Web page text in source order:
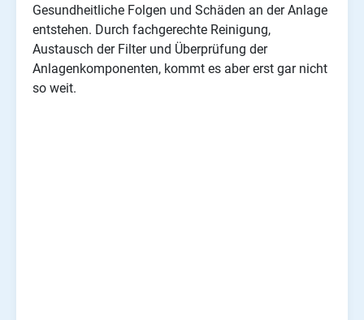
Gesundheitliche Folgen und Schäden an der Anlage
entstehen. Durch fachgerechte Reinigung,
Austausch der Filter und Überprüfung der
Anlagenkomponenten, kommt es aber erst gar nicht
so weit.